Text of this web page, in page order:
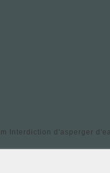
Interdiction d'asperger